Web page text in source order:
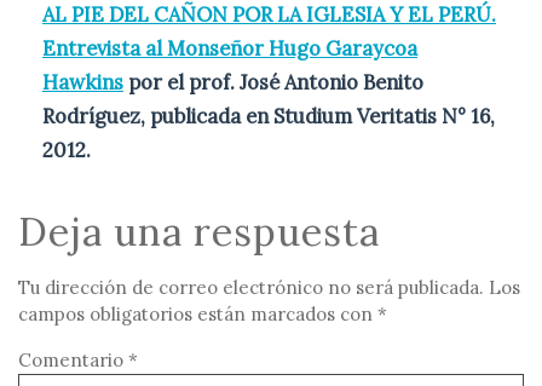
AL PIE DEL CAÑON POR LA IGLESIA Y EL PERÚ.
Entrevista al Monseñor Hugo Garaycoa
Hawkins por el prof. José Antonio Benito
Rodríguez, publicada en Studium Veritatis N° 16,
2012.
Deja una respuesta
Tu dirección de correo electrónico no será publicada. Los
campos obligatorios están marcados con *
Comentario *